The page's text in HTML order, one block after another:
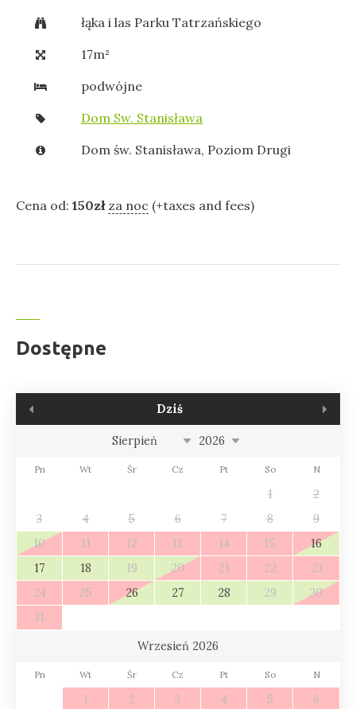
łąka i las Parku Tatrzańskiego
17m²
podwójne
Dom Sw. Stanisława
Dom św. Stanisława, Poziom Drugi
Cena od: 150zł za noc (+taxes and fees)
Dostępne
Dziś
Pn Wt Śr Cz Pt So N
1
2
3
4 5 6 7 8
9
10
11 12 13 14 15
16
17
18 19 20 21 22
23
24
25 26 27 28 29
30
31
Wrzesień 2026
Pn Wt Śr Cz Pt So N
1 2 3 4 5
6